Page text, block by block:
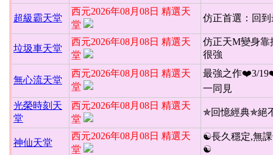
超級霸天堂
西元2026年08月08日 精選天
堂
仿正首選：回
垃圾車天堂
西元2026年08月08日 精選天
堂
仿正天M變身靠
很強
無心流天堂
西元2026年08月08日 精選天
堂
最強之作❤️3/
一同見
光榮時刻天
堂
西元2026年08月08日 精選天
堂
✯回憶經典✯絕
神仙天堂
西元2026年08月08日 精選天
堂
☯長久穩定,無
☯